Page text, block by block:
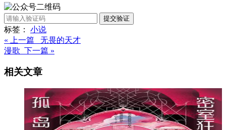
提交验证
标签：
小说
« 上一篇 无畏的天才
漫歌 下一篇 »
相关文章